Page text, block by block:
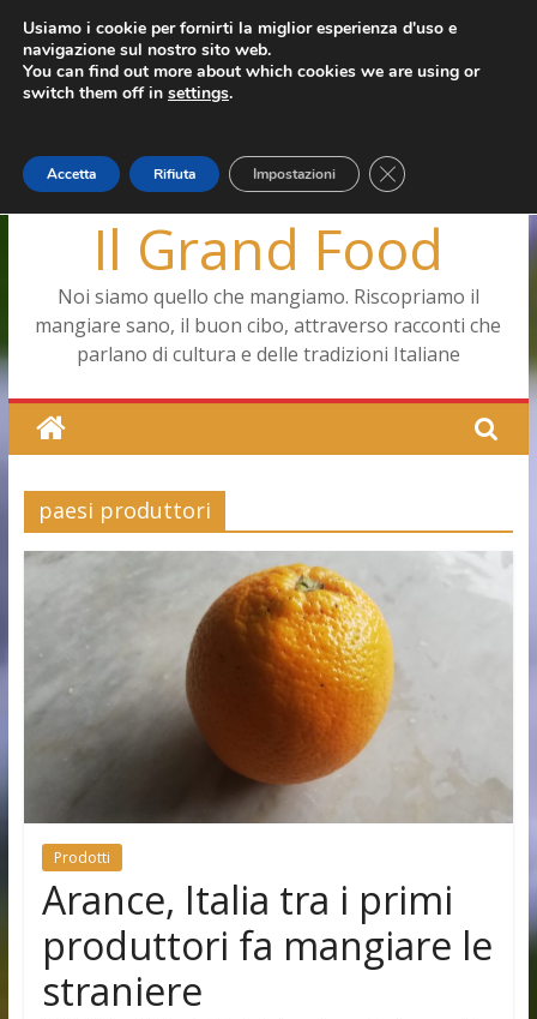
Salta
contenuto
giovedì, Agosto 6, 2026
Ultimo: Pizza a Corte
Menopausa, una forma smagliante senza età
Capodimonte, ritorna la tavola di corte
Il Grand Food
Noi siamo quello che mangiamo. Riscopriamo il
mangiare sano, il buon cibo, attraverso racconti che
parlano di cultura e delle tradizioni Italiane
paesi produttori
Prodotti
Arance, Italia tra i primi
produttori fa mangiare le
straniere
Usiamo i cookie per fornirti la miglior esperienza d'uso e
navigazione sul nostro sito web.
You can find out more about which cookies we are using or
switch them off in settings.
Accetta Rifiuta Impostazioni Close GDPR